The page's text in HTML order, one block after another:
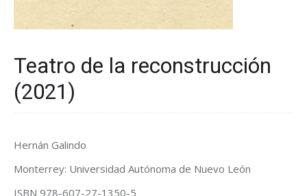
Teatro de la reconstrucción
(2021)
Hernán Galindo
Monterrey: Universidad Autónoma de Nuevo León
ISBN 978-607-27-1350-5